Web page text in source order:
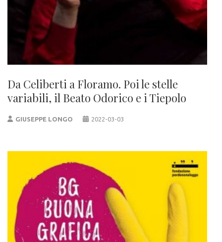
Da Celiberti a Floramo. Poi le stelle
variabili, il Beato Odorico e i Tiepolo
GIUSEPPE LONGO 2022-03-03